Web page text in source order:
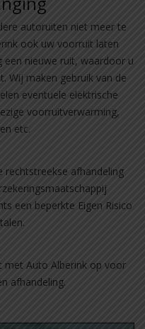
autoruiten niet meer te
ook uw voorruit laten
een nieuwe ruit, waardoor u
Wij maken gebruik van de
eventuele elektrische
voorruitverwarming,
etc.
rechtstreekse afhandeling
een beperkte Eigen Risico
met Auto Alberink op voor
afhandeling.